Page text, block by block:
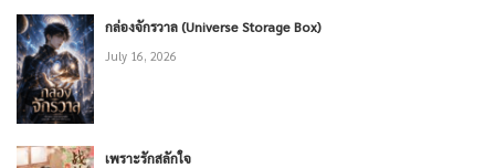
กล่องจักรวาล (Universe Storage Box)
July 16, 2026
เพราะรักสลักใจ